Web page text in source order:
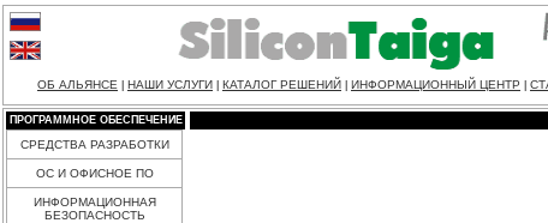
ОБ АЛЬЯНСЕ НАШИ УСЛУГИ КАТАЛОГ РЕШЕНИЙ ИНФОРМАЦИОННЫЙ ЦЕНТР
ПРОГРАММНОЕ ОБЕСПЕЧЕНИЕ
СРЕДСТВА РАЗРАБОТКИ
ОС И ОФИСНОЕ ПО
ИНФОРМАЦИОННАЯ
БЕЗОПАСНОСТЬ